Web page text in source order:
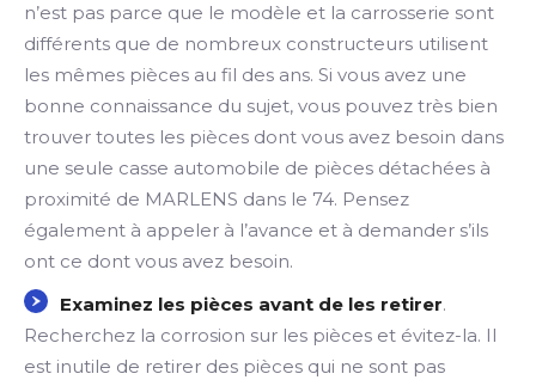
n’est pas parce que le modèle et la carrosserie sont
différents que de nombreux constructeurs utilisent
les mêmes pièces au fil des ans. Si vous avez une
bonne connaissance du sujet, vous pouvez très bien
trouver toutes les pièces dont vous avez besoin dans
une seule casse automobile de pièces détachées à
proximité de MARLENS dans le 74. Pensez
également à appeler à l’avance et à demander s’ils
ont ce dont vous avez besoin.
Examinez les pièces avant de les retirer.
Recherchez la corrosion sur les pièces et évitez-la. Il
est inutile de retirer des pièces qui ne sont pas